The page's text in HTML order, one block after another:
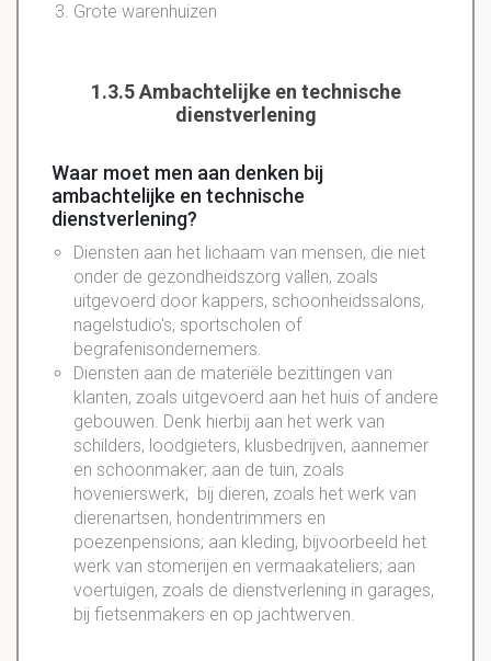
Grote warenhuizen
1.3.5 Ambachtelijke en technische
dienstverlening
Waar moet men aan denken bij
ambachtelijke en technische
dienstverlening?
Diensten aan het lichaam van mensen, die niet
onder de gezondheidszorg vallen, zoals
uitgevoerd door kappers, schoonheidssalons,
nagelstudio's, sportscholen of
begrafenisondernemers.
Diensten aan de materiële bezittingen van
klanten, zoals uitgevoerd aan het huis of andere
gebouwen. Denk hierbij aan het werk van
schilders, loodgieters, klusbedrijven, aannemer
en schoonmaker; aan de tuin, zoals
hovenierswerk; bij dieren, zoals het werk van
dierenartsen, hondentrimmers en
poezenpensions; aan kleding, bijvoorbeeld het
werk van stomerijen en vermaakateliers; aan
voertuigen, zoals de dienstverlening in garages,
bij fietsenmakers en op jachtwerven.